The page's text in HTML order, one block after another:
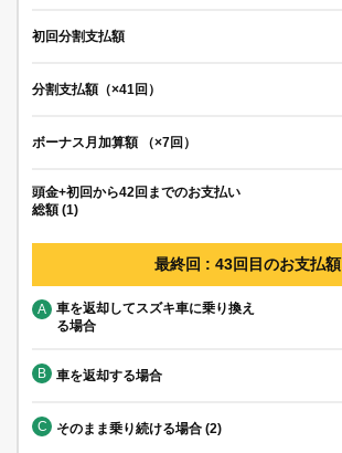
初回分割支払額
分割支払額（×41回）
ボーナス月加算額 （×7回）
頭金+初回から42回までのお支払い
総額 (1)
最終回 : 43回目のお支払額
A
車を返却してスズキ車に乗り換え
る場合
B 車を返却する場合
C そのまま乗り続ける場合 (2)